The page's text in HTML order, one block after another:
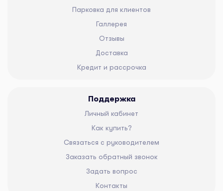
Парковка для клиентов
Галлерея
Отзывы
Доставка
Кредит и рассрочка
Поддержка
Личный кабинет
Как купить?
Связаться с руководителем
Заказать обратный звонок
Задать вопрос
Контакты